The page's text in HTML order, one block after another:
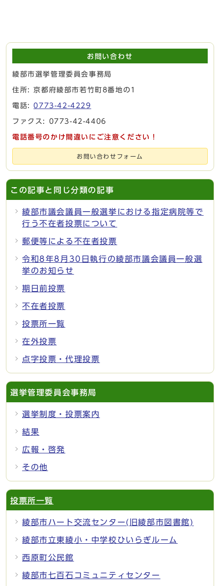
お問い合わせ
綾部市選挙管理委員会事務局
住所: 京都府綾部市若竹町8番地の1
電話:0773-42-4229
ファクス: 0773-42-4406
電話番号のかけ間違いにご注意ください！
お問い合わせフォーム
この記事と同じ分類の記事
綾部市議会議員一般選挙における指定病院等で
行う不在者投票について
郵便等による不在者投票
令和8年8月30日執行の綾部市議会議員一般選
挙のお知らせ
期日前投票
不在者投票
投票所一覧
在外投票
点字投票・代理投票
選挙管理委員会事務局
選挙制度・投票案内
結果
広報・啓発
その他
投票所一覧
綾部市ハート交流センター(旧綾部市図書館)
綾部市立東綾小・中学校ひいらぎルーム
西原町公民館
綾部市七百石コミュニティセンター